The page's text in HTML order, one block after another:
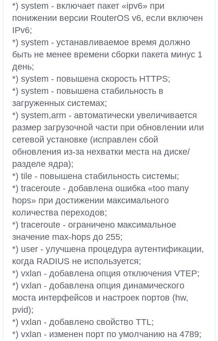
*) system - включает пакет «ipv6» при
понижении версии RouterOS v6, если включен
IPv6;
*) system - устанавливаемое время должно
быть не менее времени сборки пакета минус 1
день;
*) system - повышена скорость HTTPS;
*) system - повышена стабильность в
загруженных системах;
*) system,arm - автоматически увеличивается
размер загрузочной части при обновлении или
сетевой установке (исправлен сбой
обновления из-за нехватки места на диске/
разделе ядра);
*) tile - повышена стабильность системы;
*) traceroute - добавлена ошибка «too many
hops» при достижении максимального
количества переходов;
*) traceroute - ограничено максимальное
значение max-hops до 255;
*) user - улучшена процедура аутентификации,
когда RADIUS не используется;
*) vxlan - добавлена опция отключения VTEP;
*) vxlan - добавлена опция динамического
моста интерфейсов и настроек портов (hw,
pvid);
*) vxlan - добавлено свойство TTL;
*) vxlan - изменен порт по умолчанию на 4789;